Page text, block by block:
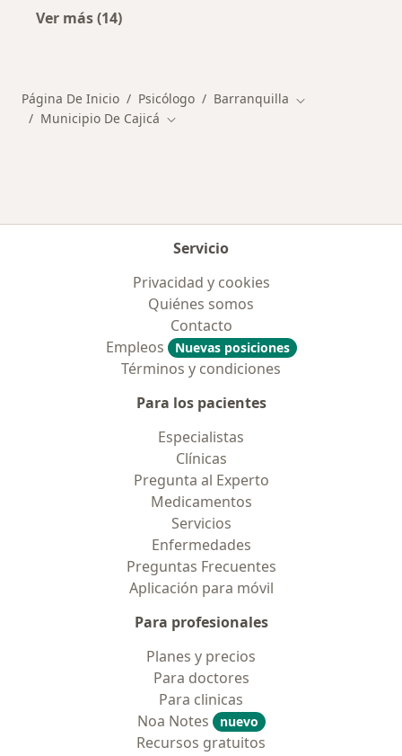
Ver más (14)
Página De Inicio Psicólogo Barranquilla Cambiar de
Municipio De Cajicá Cambiar de ciudad
Servicio
Privacidad y cookies
Quiénes somos
Contacto
Empleos
Nuevas posiciones
Términos y condiciones
Para los pacientes
Especialistas
Clínicas
Pregunta al Experto
Medicamentos
Servicios
Enfermedades
Preguntas Frecuentes
Aplicación para móvil
Para profesionales
Planes y precios
Para doctores
Para clinicas
Noa Notes
nuevo
Recursos gratuitos